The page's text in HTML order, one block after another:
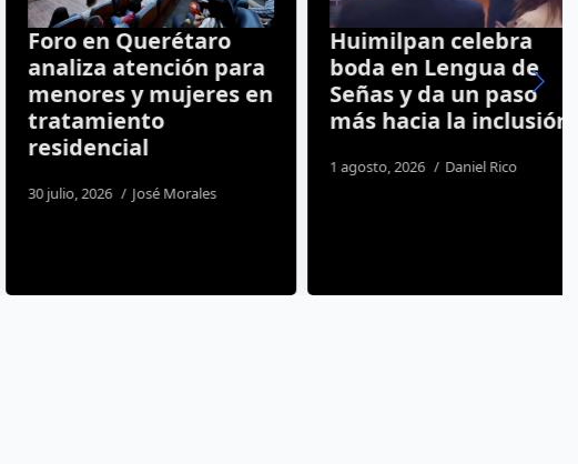
Foro en Querétaro
analiza atención para
menores y mujeres en
tratamiento
residencial
30 julio, 2026 José Morales
Huimilpan celebra
boda en Lengua de
Señas y da un paso
más hacia la inclusión
1 agosto, 2026 Daniel Rico